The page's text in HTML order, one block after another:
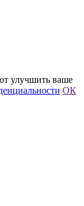
улучшить ваше
ОК